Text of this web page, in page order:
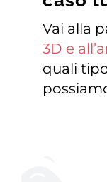
Vai alla
3D e
quali